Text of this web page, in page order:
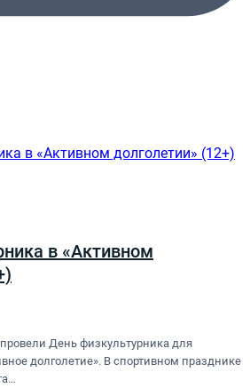
в «Активном
День физкультурника для
долголетие». В спортивном празднике